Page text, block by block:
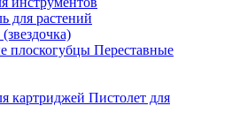
для растений
Переставные
Пистолет для